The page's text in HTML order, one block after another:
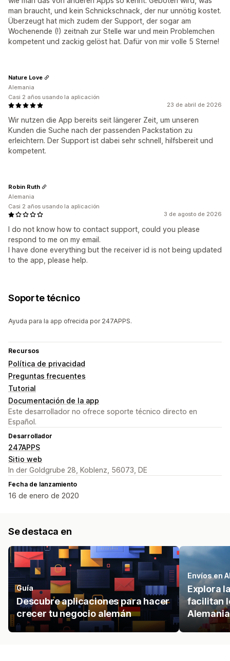
man braucht, und kein Schnickschnack, der nur unnötig kostet.
Überzeugt hat mich zudem der Support, der sogar am
Wochenende (!) zeitnah zur Stelle war und mein Problemchen
kompetent und zackig gelöst hat. Dafür von mir volle 5 Sterne!
23 de abril de 2026
Wir nutzen die App bereits seit längerer Zeit, um unseren
Kunden die Suche nach der passenden Packstation zu
erleichtern. Der Support ist dabei sehr schnell, hilfsbereit und
kompetent.
Nature Love
Alemania
Casi 2 años usando la aplicación
3 de agosto de 2026
I do not know how to contact support, could you please
respond to me on my email.
I have done everything but the receiver id is not being updated
to the app, please help.
Robin Ruth
Alemania
Casi 2 años usando la aplicación
Soporte técnico
Ayuda para la app ofrecida por 247APPS.
Recursos
Política de privacidad
Preguntas frecuentes
Tutorial
Documentación de la app
Este desarrollador no ofrece soporte técnico directo en
Español.
Desarrollador
247APPS
Sitio web
In der Goldgrube 28, Koblenz, 56073, DE
Fecha de lanzamiento
16 de enero de 2020
Se destaca en
Guía
Descubre aplicaciones para hacer
crecer tu negocio alemán
Envíos en
Explora
facilitan
Alemania